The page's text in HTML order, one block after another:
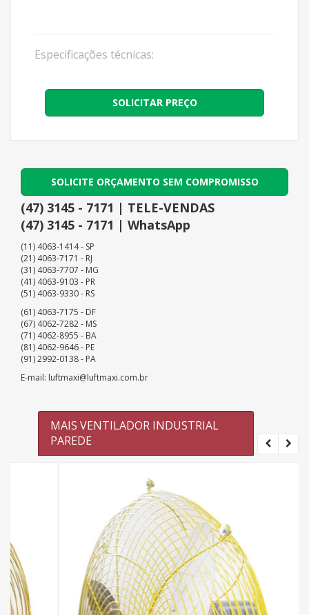
Especificações técnicas:
SOLICITAR PREÇO
SOLICITE ORÇAMENTO SEM COMPROMISSO
(47) 3145 - 7171 | TELE-VENDAS
(47) 3145 - 7171 | WhatsApp
(11) 4063-1414 - SP
(21) 4063-7171 - RJ
(31) 4063-7707 - MG
(41) 4063-9103 - PR
(51) 4063-9330 - RS
(61) 4063-7175 - DF
(67) 4062-7282 - MS
(71) 4062-8955 - BA
(81) 4062-9646 - PE
(91) 2992-0138 - PA
E-mail: luftmaxi@luftmaxi.com.br
MAIS VENTILADOR INDUSTRIAL
PAREDE